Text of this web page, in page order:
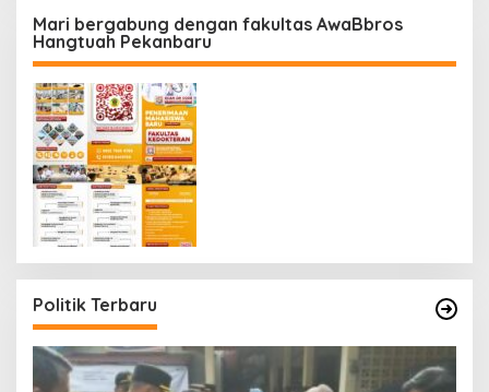
Mari bergabung dengan fakultas AwaBbros
Hangtuah Pekanbaru
Politik Terbaru